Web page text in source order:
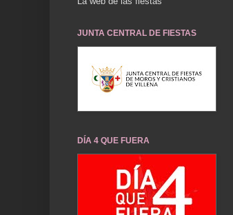
JUNTA CENTRAL DE FIESTAS
DÍA 4 QUE FUERA